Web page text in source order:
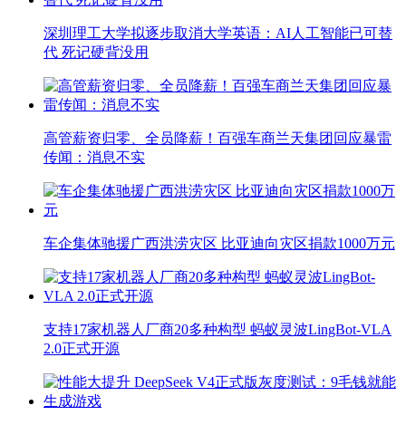
深圳理工大学拟逐步取消大学英语：AI人工智能已可替
代 死记硬背没用
高管薪资归零、全员降薪！百强车商兰天集团回应暴雷
传闻：消息不实
车企集体驰援广西洪涝灾区 比亚迪向灾区捐款1000万元
支持17家机器人厂商20多种构型 蚂蚁灵波LingBot-VLA
2.0正式开源